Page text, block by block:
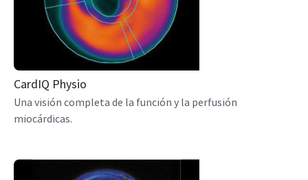
CardIQ Physio
Una visión completa de la función y la perfusión
miocárdicas.